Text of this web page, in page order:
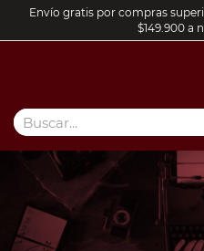
Envío gratis por compras
$149.900 a